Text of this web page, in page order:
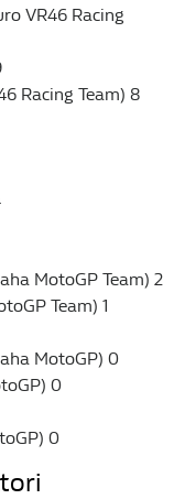
VR46 Racing
Racing Team) 8
MotoGP Team) 2
Team) 1
MotoGP) 0
0
0